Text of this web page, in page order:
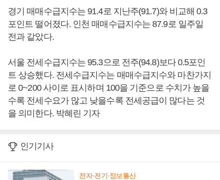
경기 매매수급지수는 91.4로 지난주(91.7)와 비교해 0.3
포인트 떨어졌다. 인천 매매수급지수는 87.9로 일주일
전과 같았다.
서울 전세수급지수는 95.3으로 전주(94.8)보다 0.5포인
트 상승했다. 전세수급지수는 매매수급지수와 마찬가지
로 0~200 사이로 표시하며 100을 기준으로 수치가 높을
수록 전세수요가 많고 낮을수록 전세공급이 많다는 것
을 의미한다. 박혜린 기자
인기기사
전자·전기·정보통신